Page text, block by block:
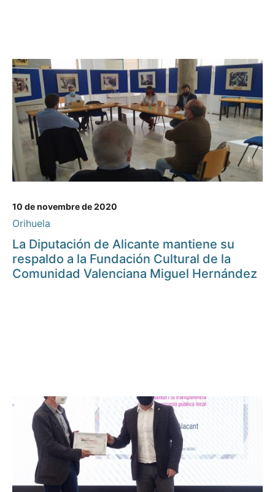
10 de novembre de 2020
Orihuela
La Diputación de Alicante mantiene su
respaldo a la Fundación Cultural de la
Comunidad Valenciana Miguel Hernández